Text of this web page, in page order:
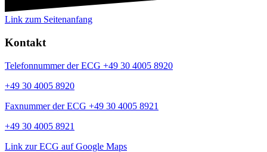
Link zum Seitenanfang
Kontakt
Telefonnummer der ECG +49 30 4005 8920
+49 30 4005 8920
Faxnummer der ECG +49 30 4005 8921
+49 30 4005 8921
Link zur ECG auf Google Maps